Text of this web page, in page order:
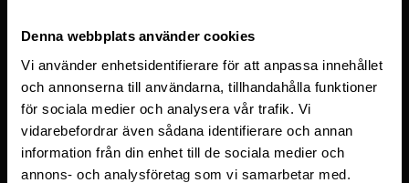
Denna webbplats använder cookies
Vi använder enhetsidentifierare för att anpassa innehållet
och annonserna till användarna, tillhandahålla funktioner
för sociala medier och analysera vår trafik. Vi
vidarebefordrar även sådana identifierare och annan
information från din enhet till de sociala medier och
annons- och analysföretag som vi samarbetar med.
Managed Server
Cloud
Microsoft 365 Business
Fler tjänster